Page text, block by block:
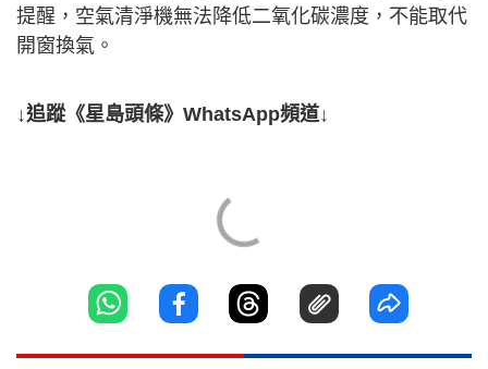
提醒，空氣清淨機無法降低二氧化碳濃度，不能取代
開窗換氣。
↓追蹤《星島頭條》WhatsApp頻道↓